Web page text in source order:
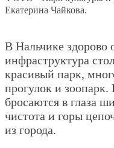
Екатерина Чайкова.
В Нальчике здорово
инфраструктура
красивый парк,
прогулок и
бросаются в глаза
чистота и горы
из города.